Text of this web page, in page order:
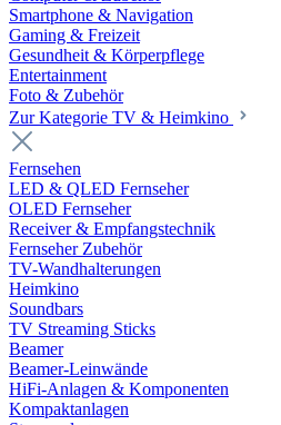
Smartphone & Navigation
Gaming & Freizeit
Gesundheit & Körperpflege
Entertainment
Foto & Zubehör
Zur Kategorie TV & Heimkino
Fernsehen
LED & QLED Fernseher
OLED Fernseher
Receiver & Empfangstechnik
Fernseher Zubehör
TV-Wandhalterungen
Heimkino
Soundbars
TV Streaming Sticks
Beamer
Beamer-Leinwände
HiFi-Anlagen & Komponenten
Kompaktanlagen